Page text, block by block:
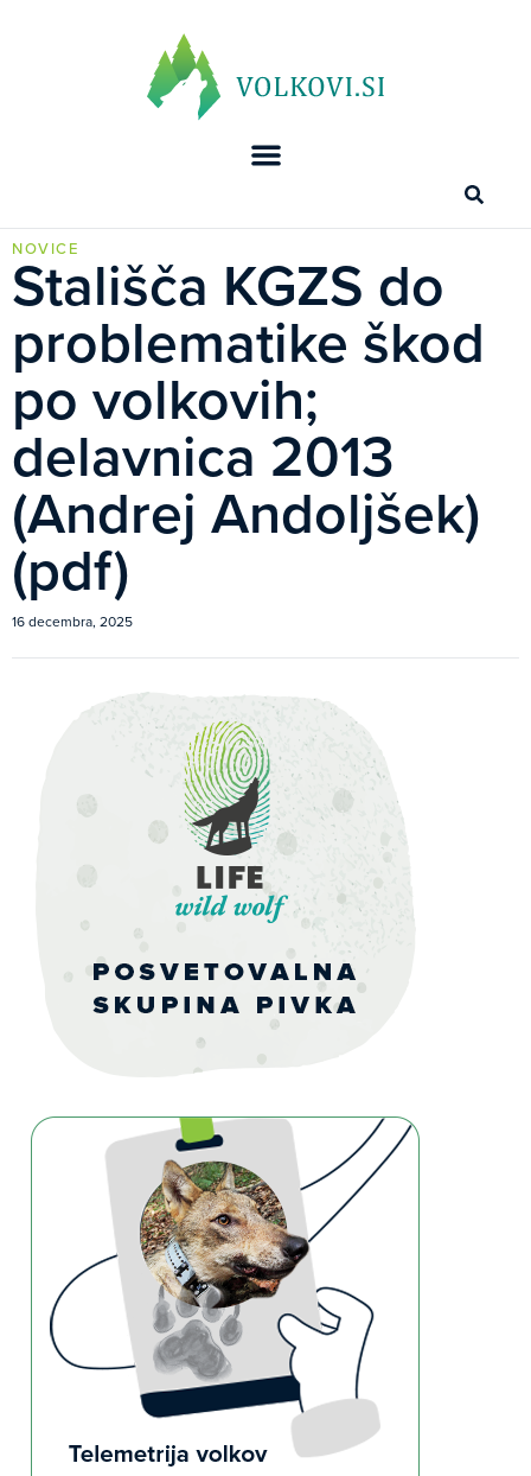
NOVICE
Stališča KGZS do
problematike škod
po volkovih;
delavnica 2013
(Andrej Andoljšek)
(pdf)
16 decembra, 2025